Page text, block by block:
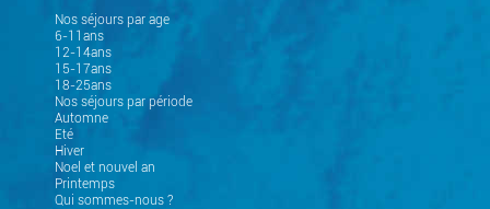
Nos séjours par age
6-11ans
12-14ans
15-17ans
18-25ans
Nos séjours par période
Automne
Eté
Hiver
Noel et nouvel an
Printemps
Qui sommes-nous ?